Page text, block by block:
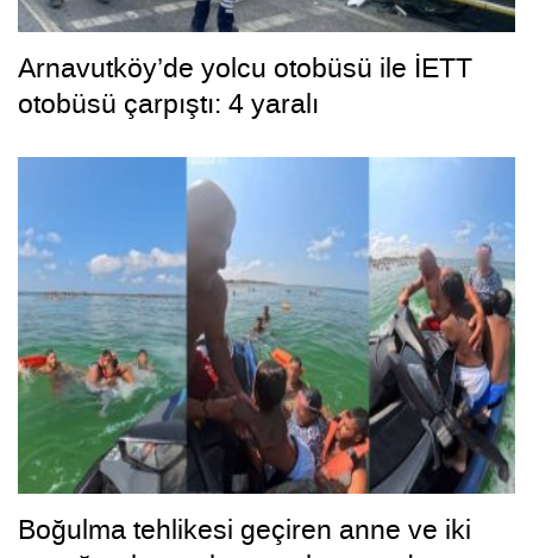
Arnavutköy’de yolcu otobüsü ile İETT
otobüsü çarpıştı: 4 yaralı
Boğulma tehlikesi geçiren anne ve iki